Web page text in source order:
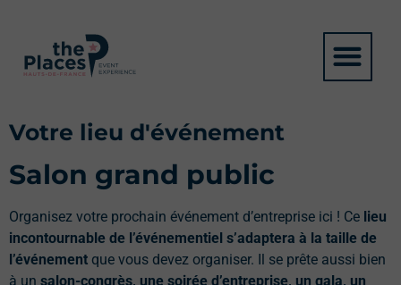
Votre lieu d'événement
Salon grand public
Organisez votre prochain événement d’entreprise ici ! Ce lieu
incontournable de l’événementiel s’adaptera à la taille de
l’événement que vous devez organiser. Il se prête aussi bien
à un salon-congrès, une soirée d’entreprise, un gala, un